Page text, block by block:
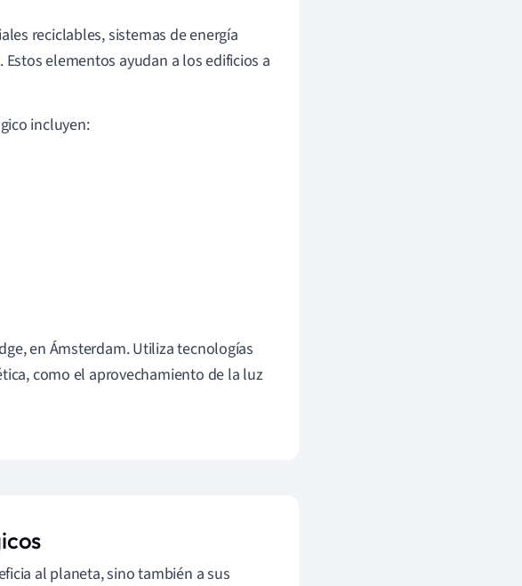
reciclables, sistemas de energía
. Estos elementos ayudan a los edificios a
incluyen:
en Ámsterdam. Utiliza tecnologías
como el aprovechamiento de la luz
al planeta, sino también a sus